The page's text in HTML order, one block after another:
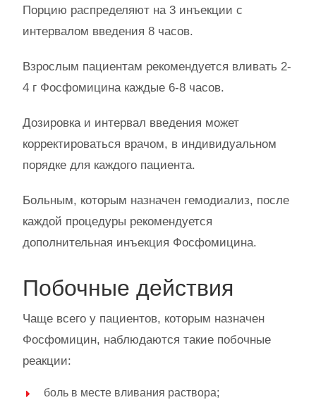
Порцию распределяют на 3 инъекции с
интервалом введения 8 часов.
Взрослым пациентам рекомендуется вливать 2-
4 г Фосфомицина каждые 6-8 часов.
Дозировка и интервал введения может
корректироваться врачом, в индивидуальном
порядке для каждого пациента.
Больным, которым назначен гемодиализ, после
каждой процедуры рекомендуется
дополнительная инъекция Фосфомицина.
Побочные действия
Чаще всего у пациентов, которым назначен
Фосфомицин, наблюдаются такие побочные
реакции:
боль в месте вливания раствора;